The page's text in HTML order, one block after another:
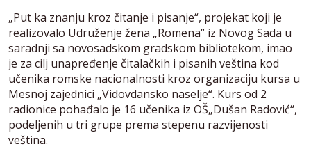
„Put ka znanju kroz čitanje i pisanje“, projekat koji je
realizovalo Udruženje žena „Romena“ iz Novog Sada u
saradnji sa novosadskom gradskom bibliotekom, imao
je za cilj unapređenje čitalačkih i pisanih veština kod
učenika romske nacionalnosti kroz organizaciju kursa u
Mesnoj zajednici „Vidovdansko naselje“. Kurs od 2
radionice pohađalo je 16 učenika iz OŠ„Dušan Radović“,
podeljenih u tri grupe prema stepenu razvijenosti
veština.